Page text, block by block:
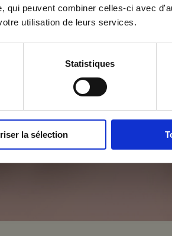
qui peuvent combiner celles-ci avec
utilisation de leurs services.
Statistiques
la sélection
m'envoyer ses newsletters.